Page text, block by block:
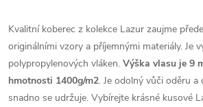
Kvalitní koberec z kolekce Lazur zaujme
originálními vzory a příjemnými materiály. Je
polypropylenových vláken. Výška vlasu je 9
hmotnosti 1400g/m2. Je odolný vůči oděru a
snadno se udržuje. Vybírejte krásné kusové